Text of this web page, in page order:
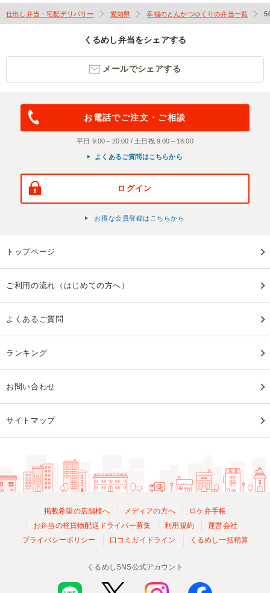
仕出し弁当・宅配デリバリー 愛知県 幸福のとんかつゆくりの弁当一覧
くるめし弁当をシェアする
メールでシェアする
お電話でご注文・ご相談
平日 9:00～20:00 / 土日祝 9:00～18:00
よくあるご質問はこちらから
ログイン
お得な会員登録はこちらから
トップページ
ご利用の流れ（はじめての方へ）
よくあるご質問
ランキング
お問い合わせ
サイトマップ
掲載希望の店舗様へ メディアの方へ
ロケ弁手帳
お弁当の軽貨物配送ドライバー募集
利用規約
運営会社
プライバシーポリシー
口コミガイドライン くるめし一括精算
くるめしSNS公式アカウント